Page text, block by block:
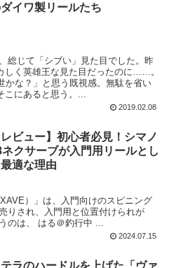
イワ製リールたち
総じて「シブい」見た目でした。昨
しく英雄王な見た目だったのに……。
かな？」と思う既視感。無駄を省い
こにあると思う。...
2019.02.08
レビュー】初心者必見！シマノ
ネクサーブが入門用リールとし
適な理由
）」は、入門向けのスピニング
りされ、入門用と位置付けられが
のは、 はる＠釣行中 ...
2024.07.15